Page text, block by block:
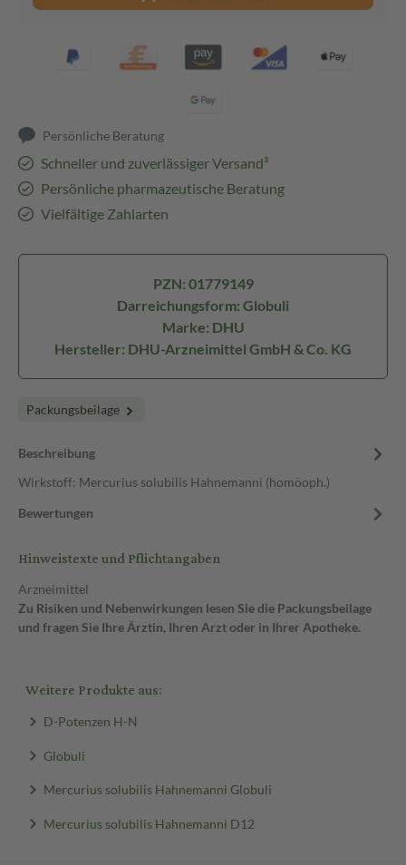
Persönliche Beratung
Schneller und zuverlässiger Versand³
Persönliche pharmazeutische Beratung
Vielfältige Zahlarten
PZN: 01779149
Darreichungsform: Globuli
Marke: DHU
Hersteller: DHU-Arzneimittel GmbH & Co. KG
Packungsbeilage
Beschreibung
Wirkstoff: Mercurius solubilis Hahnemanni (homöoph.)
Bewertungen
Hinweistexte und Pflichtangaben
Arzneimittel
Zu Risiken und Nebenwirkungen lesen Sie die Packungsbeilage
und fragen Sie Ihre Ärztin, Ihren Arzt oder in Ihrer Apotheke.
Weitere Produkte aus:
D-Potenzen H-N
Globuli
Mercurius solubilis Hahnemanni Globuli
Mercurius solubilis Hahnemanni D12